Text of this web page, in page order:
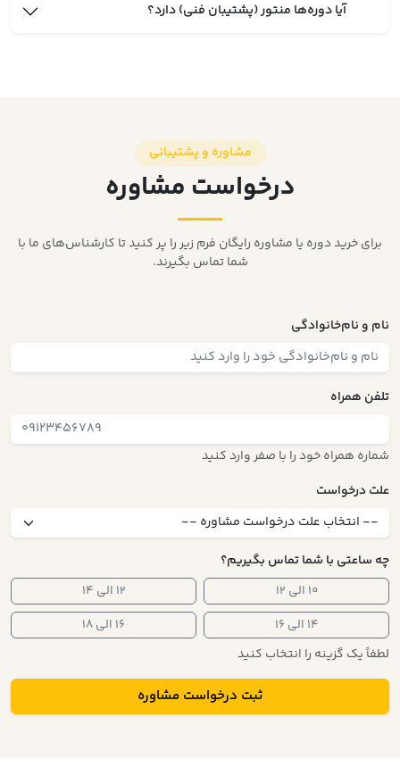
آیا دوره‌ها منتور (پشتیبان فنی) دارد؟
مشاوره و پشتیبانی
درخواست مشاوره
برای خرید دوره یا مشاوره رایگان فرم زیر را پر کنید تا کارشناس‌های ما با
شما تماس بگیرند.
نام و نام‌خانوادگی
تلفن همراه
شماره همراه خود را با صفر وارد کنید
علت درخواست
چه ساعتی با شما تماس بگیریم؟
۱۰ الی ۱۲
۱۲ الی ۱۴
۱۴ الی ۱۶
۱۶ الی ۱۸
لطفاً یک گزینه را انتخاب کنید
ثبت درخواست مشاوره